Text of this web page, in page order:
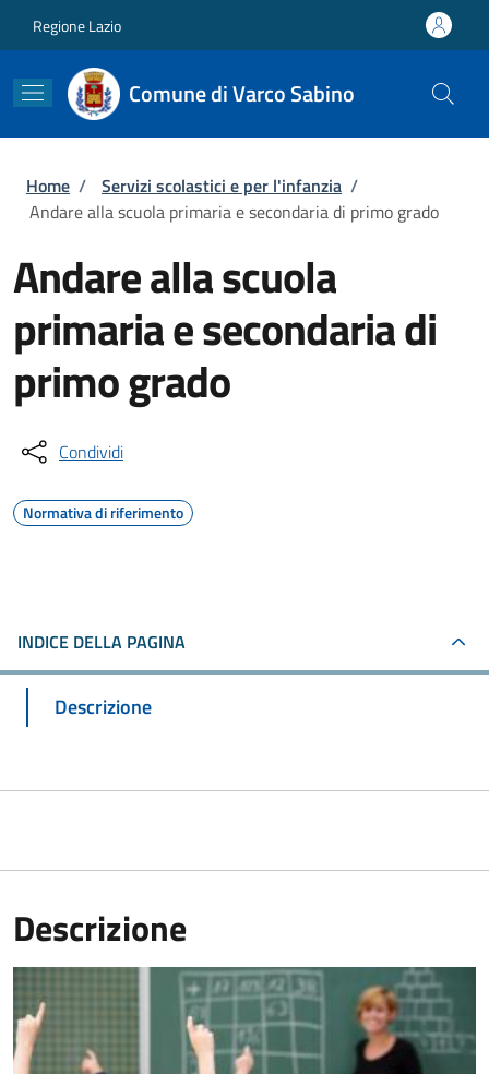
Regione Lazio
Comune di Varco Sabino
Briciole di pane
Home / Servizi scolastici e per l'infanzia /
Andare alla scuola primaria e secondaria di primo grado
Andare alla scuola
primaria e secondaria di
primo grado
Condividi
Normativa di riferimento
INDICE DELLA PAGINA
Descrizione
Descrizione